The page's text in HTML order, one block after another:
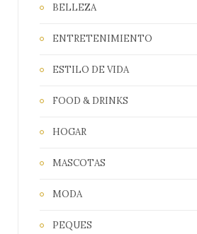
BELLEZA
ENTRETENIMIENTO
ESTILO DE VIDA
FOOD & DRINKS
HOGAR
MASCOTAS
MODA
PEQUES